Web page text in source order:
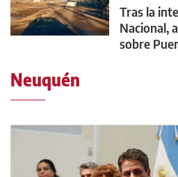
Tras la
Nacional,
sobre
Neuquén